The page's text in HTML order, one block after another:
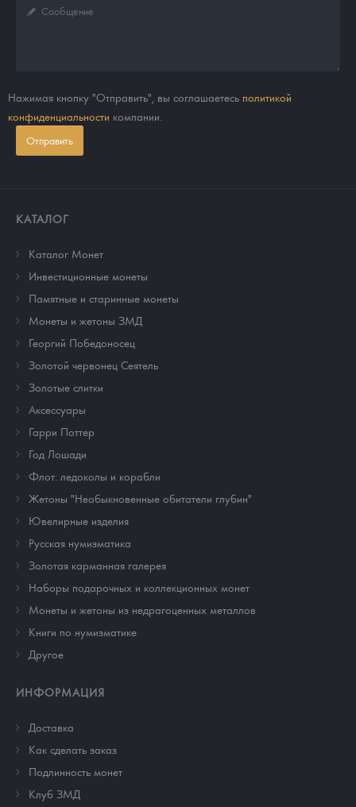
Нажимая кнопку "Отправить", вы соглашаетесь политикой
конфиденциальности компании.
Отправить
КАТАЛОГ
Каталог Монет
Инвестиционные монеты
Памятные и старинные монеты
Монеты и жетоны ЗМД
Георгий Победоносец
Золотой червонец Сеятель
Золотые слитки
Аксессуары
Гарри Поттер
Год Лошади
Флот: ледоколы и корабли
Жетоны "Необыкновенные обитатели глубин"
Ювелирные изделия
Русская нумизматика
Золотая карманная галерея
Наборы подарочных и коллекционных монет
Монеты и жетоны из недрагоценных металлов
Книги по нумизматике
Другое
ИНФОРМАЦИЯ
Доставка
Как сделать заказ
Подлинность монет
Клуб ЗМД